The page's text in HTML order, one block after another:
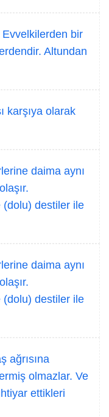
bir
Altundan
karşıya olarak
daima aynı
(dolu) destiler ile
daima aynı
(dolu) destiler ile
ağrısına
olmazlar. Ve
ettikleri